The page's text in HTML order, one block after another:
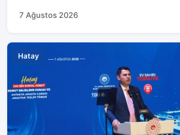
7 Ağustos 2026
Hatay